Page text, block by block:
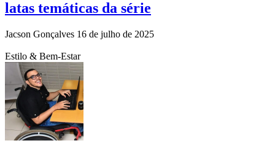
latas temáticas da série
Jacson Gonçalves 16 de julho de 2025
Estilo & Bem-Estar